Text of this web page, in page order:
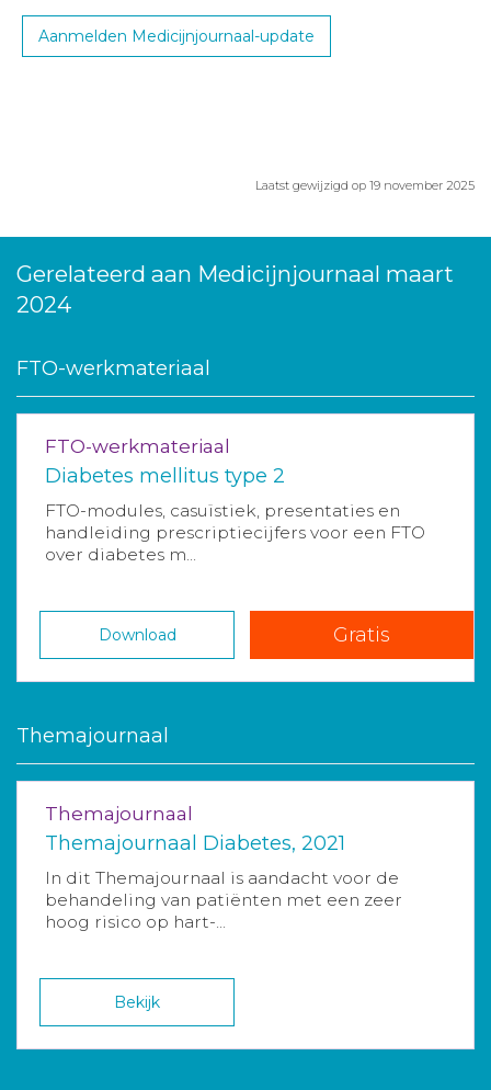
Aanmelden Medicijnjournaal-update
Laatst gewijzigd op 19 november 2025
Gerelateerd aan Medicijnjournaal maart
2024
FTO-werkmateriaal
FTO-werkmateriaal
Diabetes mellitus type 2
FTO-modules, casuïstiek, presentaties en
handleiding prescriptiecijfers voor een FTO
over diabetes m...
Download Gratis
Themajournaal
Themajournaal
Themajournaal Diabetes, 2021
In dit Themajournaal is aandacht voor de
behandeling van patiënten met een zeer
hoog risico op hart-...
Bekijk